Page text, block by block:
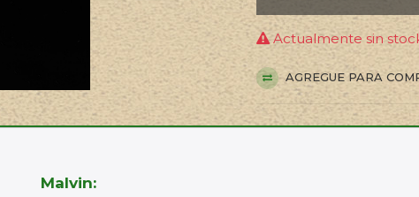
Actualmente sin
AGREGUE PARA
Malvin: